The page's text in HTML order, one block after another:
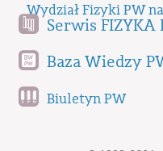
Wydział Fizyki PW
Serwis FIZYKA
Baza Wiedzy
Biuletyn PW